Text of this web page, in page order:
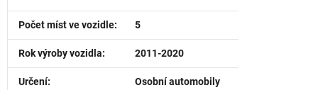
Počet míst ve vozidle: 5
Rok výroby vozidla: 2011-2020
Určení: Osobní automobily